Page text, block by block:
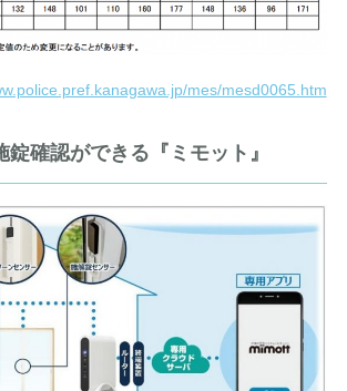
mes/mesd0065.htm
確認ができる『ミモット』